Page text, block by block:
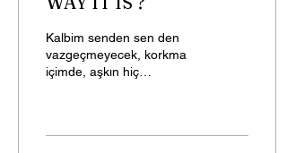
Kalbim senden sen den
vazgeçmeyecek, korkma
içimde, aşkın hiç
your...